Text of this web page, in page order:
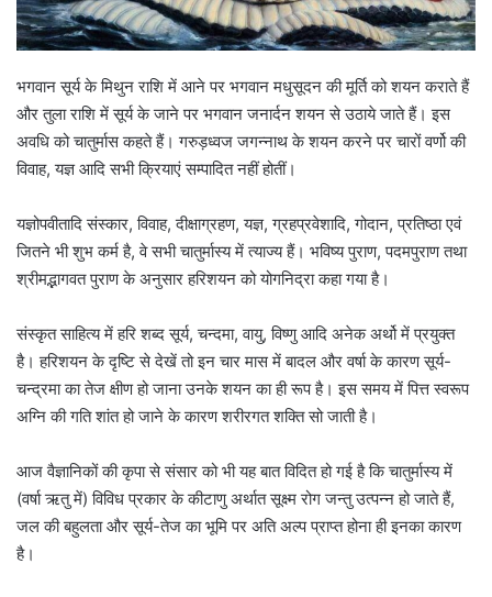
भगवान सूर्य के मिथुन राशि में आने पर भगवान मधुसूदन की मूर्ति को शयन कराते हैं
और तुला राशि में सूर्य के जाने पर भगवान जनार्दन शयन से उठाये जाते हैं। इस
अवधि को चातुर्मास कहते हैं। गरुड़ध्वज जगन्नाथ के शयन करने पर चारों वर्णो की
विवाह, यज्ञ आदि सभी क्रियाएं सम्पादित नहीं होतीं।
यज्ञोपवीतादि संस्कार, विवाह, दीक्षाग्रहण, यज्ञ, ग्रहप्रवेशादि, गोदान, प्रतिष्ठा एवं
जितने भी शुभ कर्म है, वे सभी चातुर्मास्य में त्याज्य हैं। भविष्य पुराण, पदमपुराण तथा
श्रीमद्भागवत पुराण के अनुसार हरिशयन को योगनिद्रा कहा गया है।
संस्कृत साहित्य में हरि शब्द सूर्य, चन्दमा, वायु, विष्णु आदि अनेक अर्थो में प्रयुक्त
है। हरिशयन के दृष्टि से देखें तो इन चार मास में बादल और वर्षा के कारण सूर्य-
चन्द्रमा का तेज क्षीण हो जाना उनके शयन का ही रूप है। इस समय में पित्त स्वरूप
अग्नि की गति शांत हो जाने के कारण शरीरगत शक्ति सो जाती है।
आज वैज्ञानिकों की कृपा से संसार को भी यह बात विदित हो गई है कि चातुर्मास्य में
(वर्षा ऋतु में) विविध प्रकार के कीटाणु अर्थात सूक्ष्म रोग जन्तु उत्पन्न हो जाते हैं,
जल की बहुलता और सूर्य-तेज का भूमि पर अति अल्प प्राप्त होना ही इनका कारण
है।